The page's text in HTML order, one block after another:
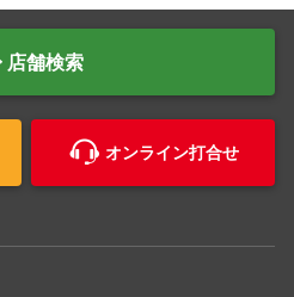
店舗検索
オンライン打合せ